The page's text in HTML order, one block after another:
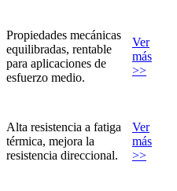
Propiedades mecánicas
equilibradas, rentable
para aplicaciones de
esfuerzo medio.
Ver
más
>>
Alta resistencia a fatiga
térmica, mejora la
resistencia direccional.
Ver
más
>>